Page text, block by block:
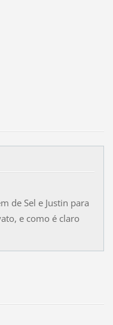
de Sel e Justin para
e como é claro